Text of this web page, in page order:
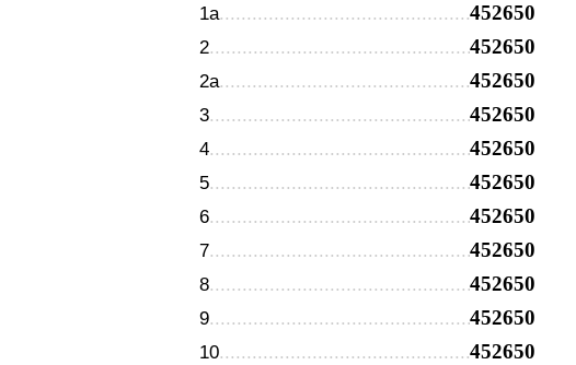
1а 452650
2 452650
2а 452650
3 452650
4 452650
5 452650
6 452650
7 452650
8 452650
9 452650
10 452650